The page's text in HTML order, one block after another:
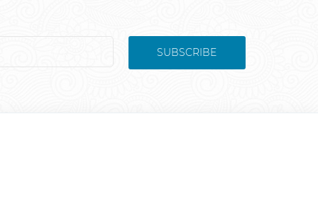
SUBSCRIBE